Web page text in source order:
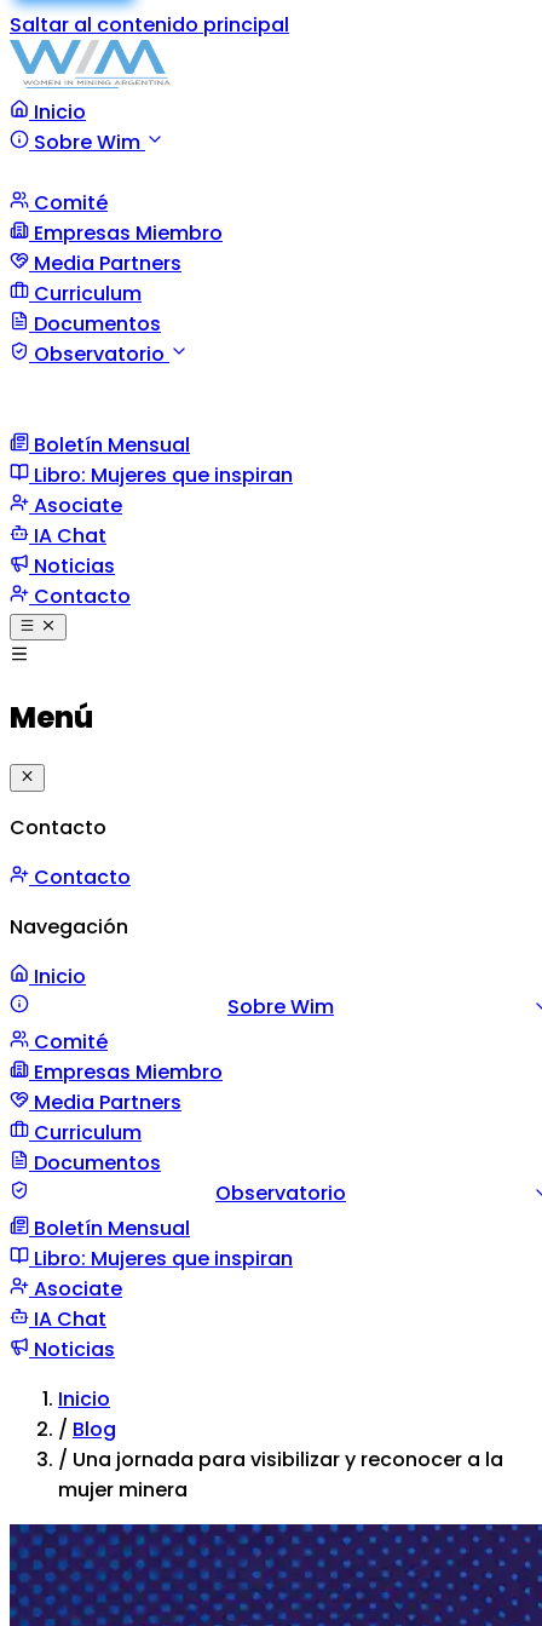
Saltar al contenido principal
Inicio
Sobre Wim
Comité
Empresas Miembro
Media Partners
Curriculum
Documentos
Observatorio
Boletín Mensual
Libro: Mujeres que inspiran
Asociate
IA Chat
Noticias
Contacto
Menú
Contacto
Contacto
Navegación
Inicio
Sobre Wim
Misión y Valores
Comité
Empresas Miembro
Media Partners
Curriculum
Documentos
Observatorio
Guía documentoComunicación de situación
violencia
Boletín Mensual
Libro: Mujeres que inspiran
Asociate
IA Chat
Noticias
Inicio
/ Blog
/ Una jornada para visibilizar y reconocer a la
mujer minera